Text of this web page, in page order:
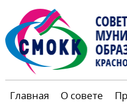
Главная О совете